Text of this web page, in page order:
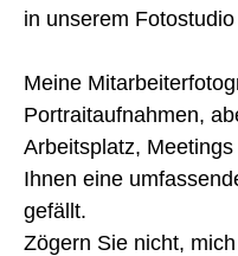
in unserem
Meine
Portraitaufnahmen,
Arbeitsplatz,
Ihnen eine
gefällt.
Zögern Sie nicht,